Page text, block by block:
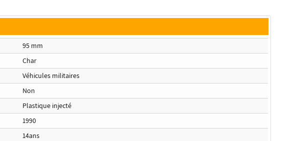
95 mm
Char
Véhicules militaires
Non
Plastique injecté
1990
14ans